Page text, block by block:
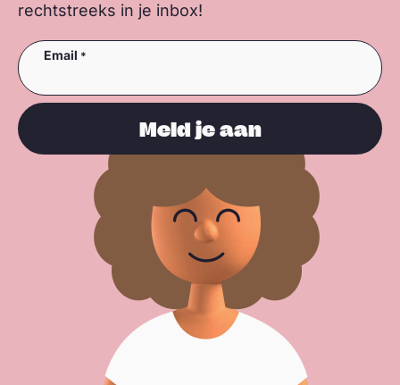
rechtstreeks in je inbox!
Email
Meld je aan